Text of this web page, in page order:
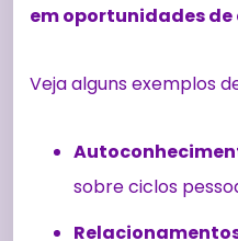
em oportunidades
Veja alguns exemplos
sobre ciclos